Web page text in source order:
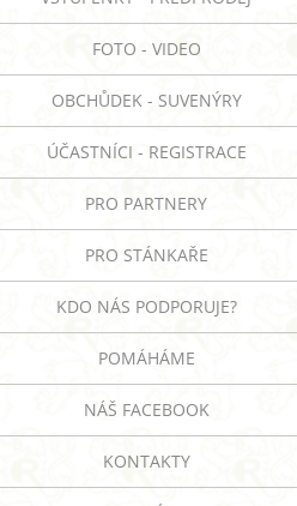
FOTO - VIDEO
OBCHŮDEK - SUVENÝRY
ÚČASTNÍCI - REGISTRACE
PRO PARTNERY
PRO STÁNKAŘE
KDO NÁS PODPORUJE?
POMÁHÁME
NÁŠ FACEBOOK
KONTAKTY